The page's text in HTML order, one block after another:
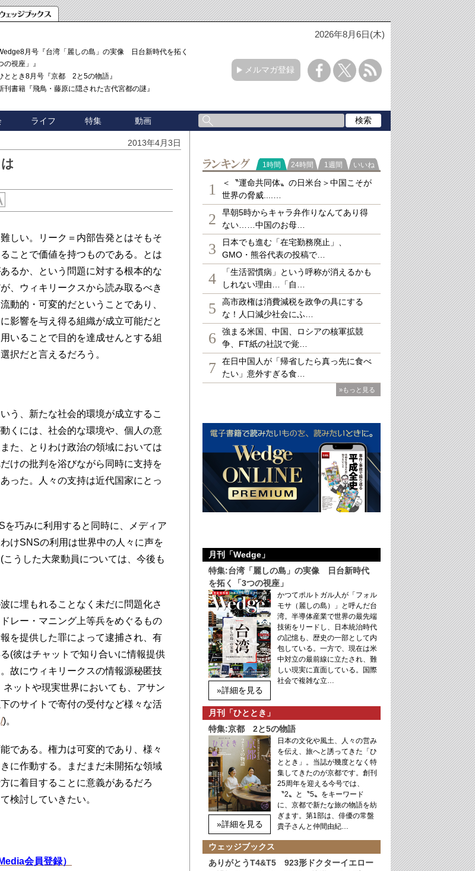
2026年8月6日(木)
月号『台湾「麗しの島」の実像 日台新時代を拓く「3
の視座」』
ととき8月号『京都 2と5の物語』
刊書籍『飛鳥・藤原に隠された古代宮都の謎』
メルマガ登録
ライフ 特集 動画
2013年4月3日
しい。リーク＝内部告発とはそもそ
ことで価値を持つものである。とは
るか、という問題に対する根本的な
、ウィキリークスから読み取るべき
動的・可変的だということであり、
影響を与え得る組織が成立可能だと
いることで目的を達成せんとする組
択だと言えるだろう。
う、新たな社会的環境が成立するこ
くには、社会的な環境や、個人の意
た、とりわけ政治の領域においては
けの批判を浴びながら同時に支持を
った。人々の支持は近代国家にとっ
巧みに利用すると同時に、メディア
けSNSの利用は世界中の人々に声を
うした大衆動員については、今後も
に埋もれることなく未だに問題化さ
レー・マニング上等兵をめぐるもの
を提供した罪によって逮捕され、有
(彼はチャットで知り合いに情報提供
故にウィキリークスの情報源秘匿技
ットや現実世界においても、アサン
のサイトで寄付の受付など様々な活
)。
である。権力は可変的であり、様々
に作動する。まだまだ未開拓な領域
に着目することに意義があるだろ
検討していきたい。
会員登録）
ランキング
1時間 24時間 1週間 いいね
1
＜〝運命共同体〟の日米台＞中国こそが
世界の脅威....…
2
早朝5時からキャラ弁作りなんてあり得
ない……中国のお母…
3
日本でも進む「在宅勤務廃止」、
GMO・熊谷代表の投稿で…
4
「生活習慣病」という呼称が消えるかも
しれない理由…「自…
5
高市政権は消費減税を政争の具にする
な！人口減少社会にふ…
6
強まる米国、中国、ロシアの核軍拡競
争、FT紙の社説で覚…
7
在日中国人が「帰省したら真っ先に食べ
たい」意外すぎる食…
»もっと見る
月刊「Wedge」
特集:台湾「麗しの島」の実像 日台新時代
を拓く「3つの視座」
»詳細を見る
かつてポルトガル人が「フォル
モサ（麗しの島）」と呼んだ台
湾。半導体産業で世界の最先端
技術をリードし、日本統治時代
の記憶も、歴史の一部として内
包している。一方で、現在は米
中対立の最前線に立たされ、難
しい現実に直面している。国際
社会で複雑な立…
月刊「ひととき」
特集:京都 2と5の物語
»詳細を見る
日本の文化や風土、人々の営み
を伝え、旅へと誘ってきた「ひ
ととき」。当誌が幾度となく特
集してきたのが京都です。創刊
25周年を迎える今号では、
〝2〟と〝5〟をキーワード
に、京都で新たな旅の物語を紡
ぎます。第1部は、俳優の常盤
貴子さんと仲間由紀…
ウェッジブックス
ありがとうT4&T5 923形ドクターイエロー